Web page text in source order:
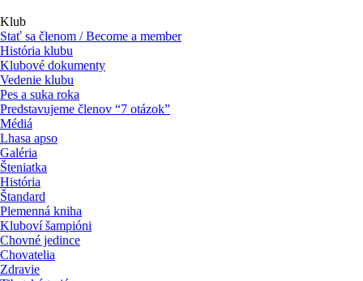
Klub
Stať sa členom / Become a member
História klubu
Klubové dokumenty
Vedenie klubu
Pes a suka roka
Predstavujeme členov “7 otázok”
Médiá
Lhasa apso
Galéria
Šteniatka
História
Štandard
Plemenná kniha
Kluboví šampióni
Chovné jedince
Chovatelia
Zdravie